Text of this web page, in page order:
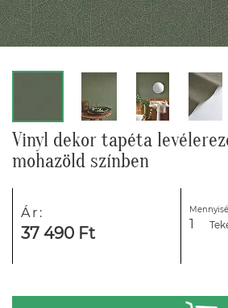
Vinyl dekor tapéta
mohazöld színben
Ár:
37 490 Ft